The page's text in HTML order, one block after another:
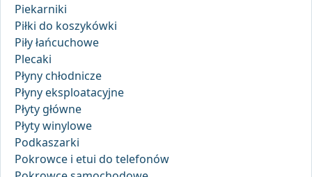
Piekarniki
Piłki do koszykówki
Piły łańcuchowe
Plecaki
Płyny chłodnicze
Płyny eksploatacyjne
Płyty główne
Płyty winylowe
Podkaszarki
Pokrowce i etui do telefonów